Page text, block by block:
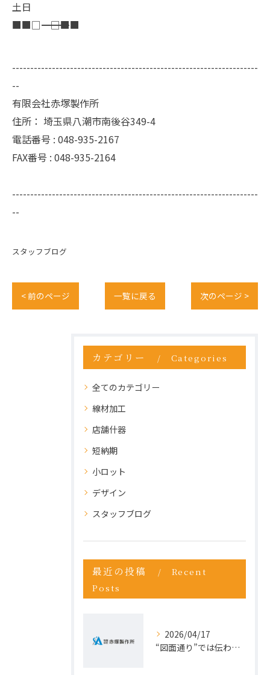
土日
■■□―――――――――――――――――――□■■
--------------------------------------------------------------------
--
有限会社赤塚製作所
住所： 埼玉県八潮市南後谷349-4
電話番号 : 048-935-2167
FAX番号 : 048-935-2164
--------------------------------------------------------------------
--
スタッフブログ
< 前のページ 一覧に戻る 次のページ >
カテゴリー Categories
全てのカテゴリー
線材加工
店舗什器
短納期
小ロット
デザイン
スタッフブログ
最近の投稿
Recent
Posts
2026/04/17
“図面通り”では伝わらない仕事が増えている理由